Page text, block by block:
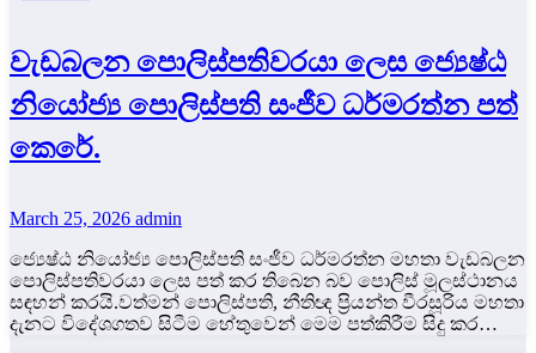
වැඩබලන පොලිස්පතිවරයා ලෙස ජ්‍යෙෂ්ඨ
නියෝජ්‍ය පොලිස්පති සංජීව ධර්මරත්න පත්
කෙරේ.
March 25, 2026 admin
ජ්‍යෙෂ්ඨ නියෝජ්‍ය පොලිස්පති සංජීව ධර්මරත්න මහතා වැඩබලන
පොලිස්පතිවරයා ලෙස පත් කර තිබෙන බව පොලිස් මූලස්ථානය
සඳහන් කරයි.වත්මන් පොලිස්පති, නීතිඥ ප්‍රියන්ත වීරසූරිය මහතා
දැනට විදේශගතව සිටීම හේතුවෙන් මෙම පත්කිරීම සිදු කර…